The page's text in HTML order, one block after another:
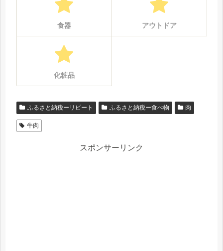
食器 アウトドア
化粧品
ふるさと納税ーリピート ふるさと納税ー食べ物 肉
牛肉
スポンサーリンク